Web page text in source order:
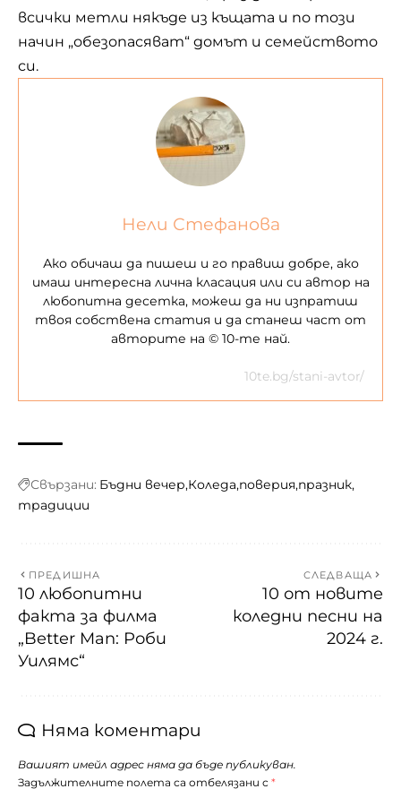
всички метли някъде из къщата и по този
начин „обезопасяват“ домът и семейството
си.
Нели Стефанова
Ако обичаш да пишеш и го правиш добре, ако
имаш интересна лична класация или си автор на
любопитна десетка, можеш да ни изпратиш
твоя собствена статия и да станеш част от
авторите на © 10-те най.
10te.bg/stani-avtor/
Свързани: Бъдни вечер Коледа поверия празник
традиции
ПРЕДИШНА
10 любопитни
факта за филма
„Better Man: Роби
Уилямс“
СЛЕДВАЩА
10 от новите
коледни песни на
2024 г.
Няма коментари
Вашият имейл адрес няма да бъде публикуван.
Задължителните полета са отбелязани с *